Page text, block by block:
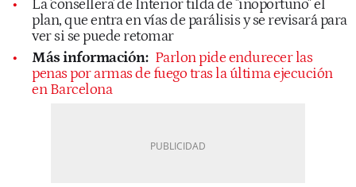
La 'consellera' de Interior tilda de "inoportuno" el
plan, que entra en vías de parálisis y se revisará para
ver si se puede retomar
Más información: Parlon pide endurecer las
penas por armas de fuego tras la última ejecución
en Barcelona